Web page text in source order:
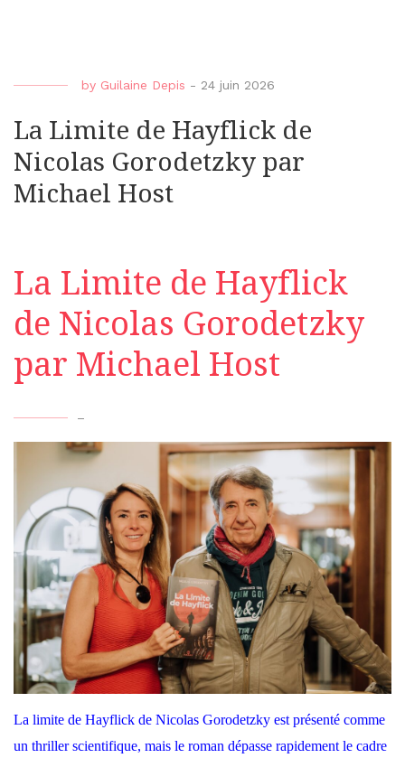
by Guilaine Depis - 24 juin 2026
La Limite de Hayflick de
Nicolas Gorodetzky par
Michael Host
La Limite de Hayflick
de Nicolas Gorodetzky
par Michael Host
–
La limite de Hayflick de Nicolas Gorodetzky est présenté comme
un thriller scientifique, mais le roman dépasse rapidement le cadre